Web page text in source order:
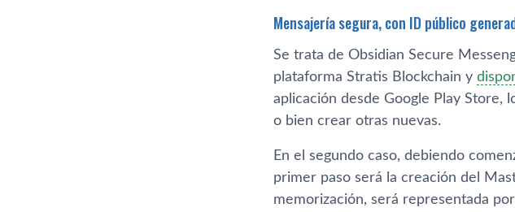
Mensajería segura, con ID público
Se trata de Obsidian Secure
plataforma Stratis Blockchain y
aplicación desde Google Play Store,
o bien crear otras nuevas.
En el segundo caso, debiendo
primer paso será la creación del
memorización, será representada